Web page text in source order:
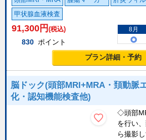
甲状腺血液検査
91,300 円 (税込)
830 ポイント
8月
プラン詳細・予約
脳ドック(頭部MRI+MRA・頚動脈
化・認知機能検査他)
◇頭部
を行い
ら撮影